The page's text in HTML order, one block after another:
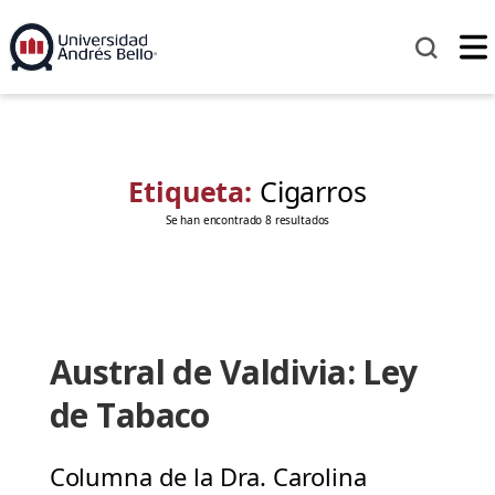
Etiqueta: Cigarros
Se han encontrado 8 resultados
Austral de Valdivia: Ley
de Tabaco
Columna de la Dra. Carolina